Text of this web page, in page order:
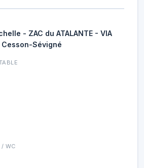
- ZAC du ATALANTE - VIA
Cesson-Sévigné
/ WC